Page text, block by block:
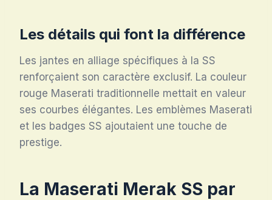
Les détails qui font la différence
Les jantes en alliage spécifiques à la SS
renforçaient son caractère exclusif. La couleur
rouge Maserati traditionnelle mettait en valeur
ses courbes élégantes. Les emblèmes Maserati
et les badges SS ajoutaient une touche de
prestige.
La Maserati Merak SS par